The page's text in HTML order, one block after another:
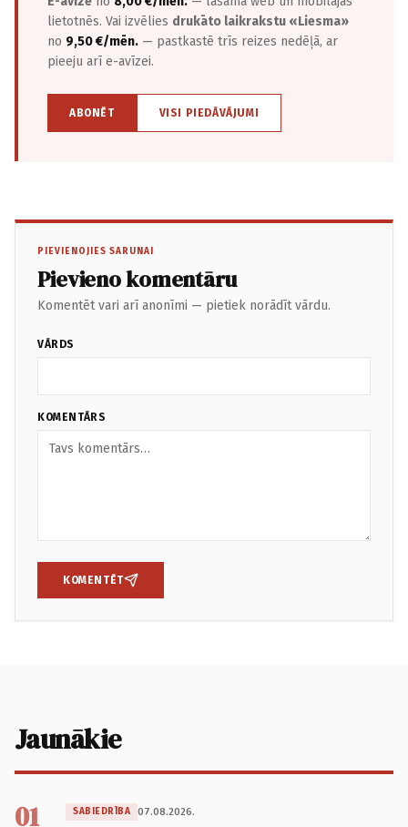
lietotnēs. Vai izvēlies drukāto laikrakstu «Liesma»
no 9,50 €/mēn. — pastkastē trīs reizes nedēļā, ar
pieeju arī e-avīzei.
ABONĒT VISI PIEDĀVĀJUMI
PIEVIENOJIES SARUNAI
Pievieno komentāru
Komentēt vari arī anonīmi — pietiek norādīt vārdu.
VĀRDS
KOMENTĀRS
KOMENTĒT
Jaunākie
01 SABIEDRĪBA 07.08.2026.